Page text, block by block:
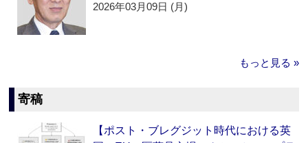
2026年03月09日 (月)
もっと見る »
寄稿
【ポスト・ブレグジット時代における英